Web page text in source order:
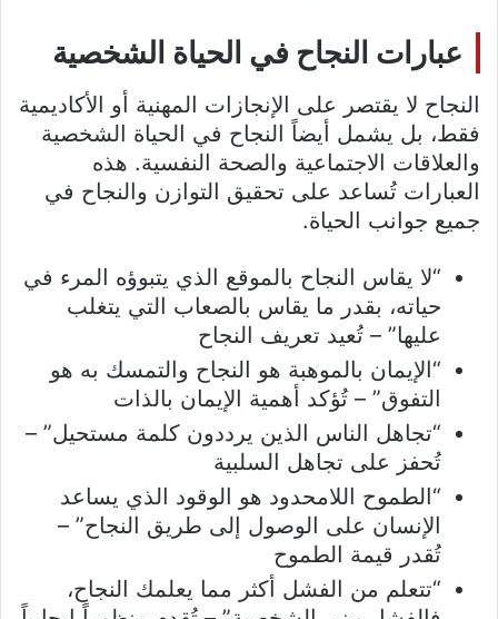
عبارات النجاح في الحياة الشخصية
النجاح لا يقتصر على الإنجازات المهنية أو الأكاديمية
فقط، بل يشمل أيضاً النجاح في الحياة الشخصية
والعلاقات الاجتماعية والصحة النفسية. هذه
العبارات تُساعد على تحقيق التوازن والنجاح في
جميع جوانب الحياة.
“لا يقاس النجاح بالموقع الذي يتبوؤه المرء في
حياته، بقدر ما يقاس بالصعاب التي يتغلب
عليها” – تُعيد تعريف النجاح
“الإيمان بالموهبة هو النجاح والتمسك به هو
التفوق” – تُؤكد أهمية الإيمان بالذات
“تجاهل الناس الذين يرددون كلمة مستحيل” –
تُحفز على تجاهل السلبية
“الطموح اللامحدود هو الوقود الذي يساعد
الإنسان على الوصول إلى طريق النجاح” –
تُقدر قيمة الطموح
“تتعلم من الفشل أكثر مما يعلمك النجاح،